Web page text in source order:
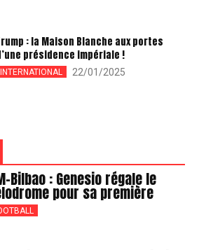
: la Maison Blanche aux portes
présidence impériale !
INTERNATIONAL 22/01/2025
Bilbao : Genesio régale le
pour sa première